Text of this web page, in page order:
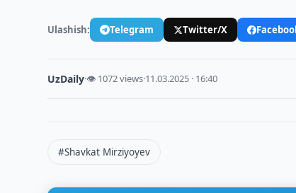
Ulashish: Telegram Twitter/X
UzDaily·👁 1072 views·11.03.2025 · 16:40
#Shavkat Mirziyoyev